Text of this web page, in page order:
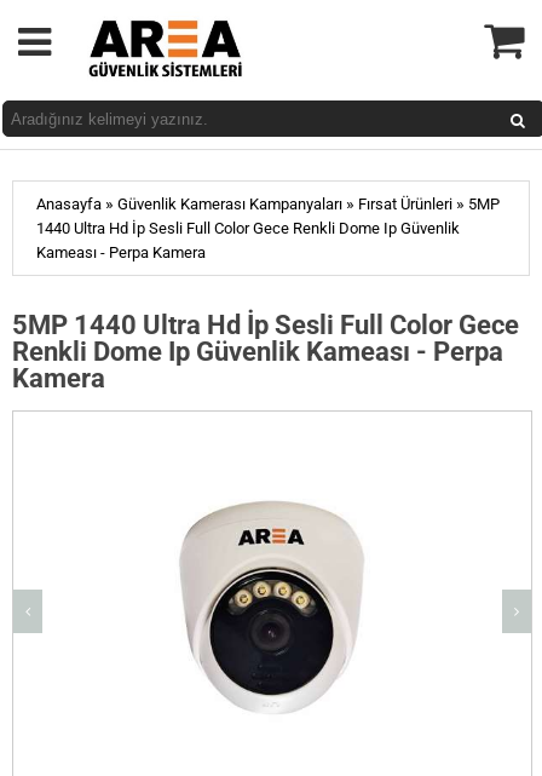
Anasayfa » Güvenlik Kamerası Kampanyaları » Fırsat Ürünleri » 5MP
1440 Ultra Hd İp Sesli Full Color Gece Renkli Dome Ip Güvenlik
Kameası - Perpa Kamera
5MP 1440 Ultra Hd İp Sesli Full Color Gece
Renkli Dome Ip Güvenlik Kameası - Perpa
Kamera